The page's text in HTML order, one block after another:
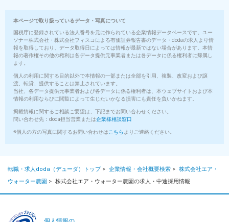
本ページで取り扱っているデータ・写真について
国税庁に登録されている法人番号を元に作られている企業情報データベースです。ユー
ソナー株式会社・株式会社フィスコによる有価証券報告書のデータ・dodaの求人より情
報を取得しており、データ取得日によっては情報が最新ではない場合があります。本情
報の著作権その他の権利は各データ提供元事業者または各データに係る権利者に帰属し
ます。
個人の利用に関する目的以外で本情報の一部または全部を引用、複製、改変および譲
渡、転貸、提供することは禁止されています。
当社、各データ提供元事業者および各データに係る権利者は、本ウェブサイトおよび本
情報の利用ならびに閲覧によって生じたいかなる損害にも責任を負いかねます。
掲載情報に関するご相談ご要望は、下記までお問い合わせください。
問い合わせ先：doda担当営業または企業様相談窓口
※個人の方の写真に関するお問い合わせは こちら よりご連絡ください。
転職・求人doda（デューダ）トップ> 企業情報・会社概要検索 > 株式会社エア・
ウォーター農園 > 株式会社エア・ウォーター農園の求人・中途採用情報